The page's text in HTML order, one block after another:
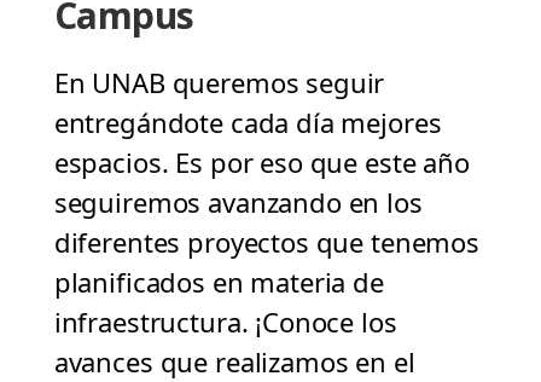
Campus
En UNAB queremos seguir
entregándote cada día mejores
espacios. Es por eso que este año
seguiremos avanzando en los
diferentes proyectos que tenemos
planificados en materia de
infraestructura. ¡Conoce los
avances que realizamos en el